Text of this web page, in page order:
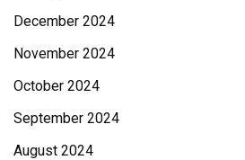
December 2024
November 2024
October 2024
September 2024
August 2024